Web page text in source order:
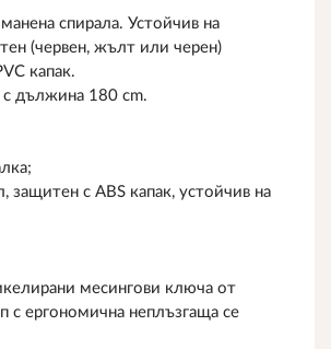
спирала. Устойчив на
(червен, жълт или черен)
капак.
дължина 180 cm.
защитен с ABS капак, устойчив на
месингови ключа от
с ергономична неплъзгаща се